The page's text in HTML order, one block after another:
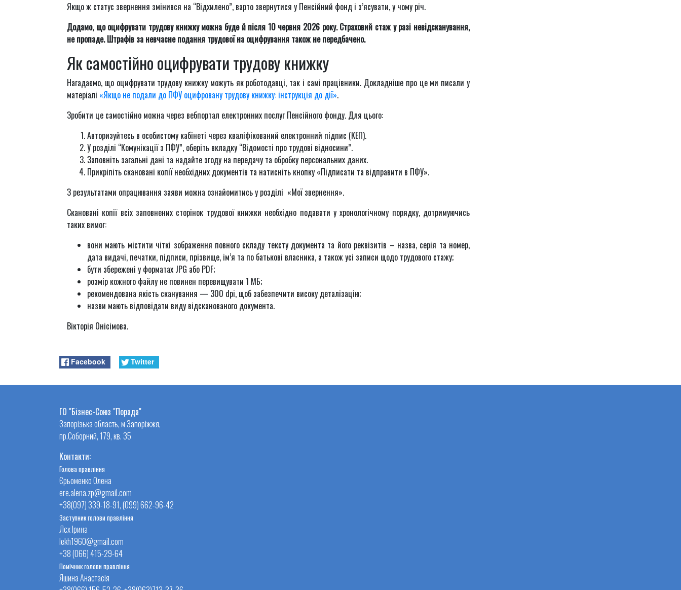
Якщо ж статус звернення змінився на “Відхилено”, варто звернутися у Пенсійний фонд і з’ясувати, у чому річ.
Додамо, що оцифрувати трудову книжку можна буде й після 10 червня 2026 року. Страховий стаж у разі невідсканування,
не пропаде. Штрафів за невчасне подання трудової на оцифрування також не передбачено.
Як самостійно оцифрувати трудову книжку
Нагадаємо, що оцифрувати трудову книжку можуть як роботодавці, так і самі працівники. Докладніше про це ми писали у
матеріалі «Якщо не подали до ПФУ оцифровану трудову книжку: інструкція до дії».
Зробити це самостійно можна через вебпортал електронних послуг Пенсійного фонду. Для цього:
Авторизуйтесь в особистому кабінеті через кваліфікований електронний підпис (КЕП).
У розділі “Комунікації з ПФУ”, оберіть вкладку “Відомості про трудові відносини”.
Заповніть загальні дані та надайте згоду на передачу та обробку персональних даних.
Прикріпіть скановані копії необхідних документів та натисніть кнопку «Підписати та відправити в ПФУ».
З результатами опрацювання заяви можна ознайомитись у розділі «Мої звернення».
Скановані копії всіх заповнених сторінок трудової книжки необхідно подавати у хронологічному порядку, дотримуючись
таких вимог:
вони мають містити чіткі зображення повного складу тексту документа та його реквізитів – назва, серія та номер,
дата видачі, печатки, підписи, прізвище, ім’я та по батькові власника, а також усі записи щодо трудового стажу;
бути збережені у форматах JPG або PDF;
розмір кожного файлу не повинен перевищувати 1 МБ;
рекомендована якість сканування — 300 dpi, щоб забезпечити високу деталізацію;
назви мають відповідати виду відсканованого документа.
Вікторія Онісімова.
Facebook Twitter
ГО "Бізнес-Союз "Порада"
Запорізька область, м Запоріжжя,
пр.Соборний, 179, кв. 35
Контакти:
Голова правління
Єрьоменко Олена
ere.alena.zp@gmail.com
+38(097) 339-18-91, (099) 662-96-42
Заступник голови правління
Лєх Ірина
lekh1960@gmail.com
+38 (066) 415-29-64
Помічник голови правління
Яшина Анастасія